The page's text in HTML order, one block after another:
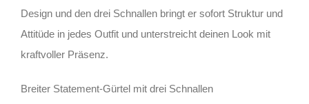
Design und den drei Schnallen bringt er sofort Struktur und
Attitüde in jedes Outfit und unterstreicht deinen Look mit
kraftvoller Präsenz.
Breiter Statement-Gürtel mit drei Schnallen